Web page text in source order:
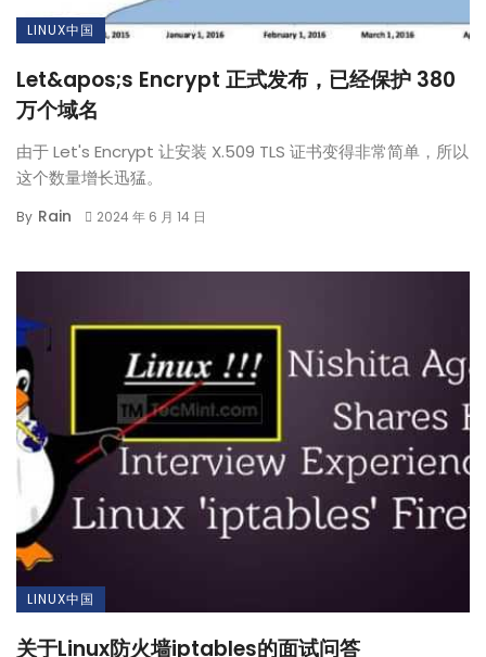
LINUX中国
Let&apos;s Encrypt 正式发布，已经保护 380
万个域名
由于 Let's Encrypt 让安装 X.509 TLS 证书变得非常简单，所以
这个数量增长迅猛。
By Rain 2024 年 6 月 14 日
LINUX中国
关于Linux防火墙iptables的面试问答